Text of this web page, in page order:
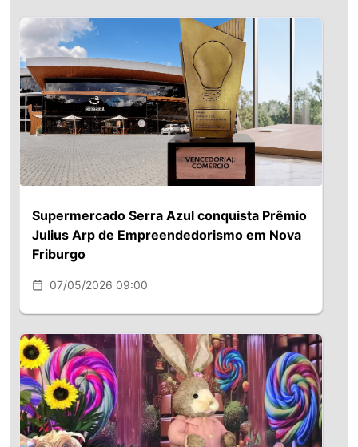
Supermercado Serra Azul conquista Prêmio
Julius Arp de Empreendedorismo em Nova
Friburgo
07/05/2026 09:00